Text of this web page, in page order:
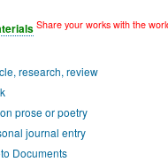
Share your works with the
research, review
prose or poetry
journal entry
Documents